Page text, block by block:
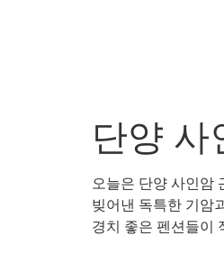
단양 사
오늘은 단양 사인암
빚어낸 독특한 기암
경치 좋은 펜션들이